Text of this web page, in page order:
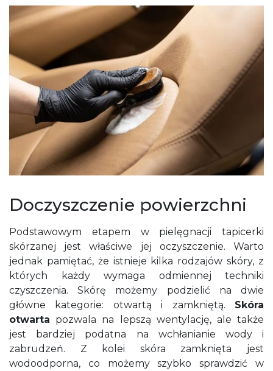
Doczyszczenie powierzchni
Podstawowym etapem w pielęgnacji tapicerki
skórzanej jest właściwe jej oczyszczenie. Warto
jednak pamiętać, że istnieje kilka rodzajów skóry, z
których każdy wymaga odmiennej techniki
czyszczenia. Skórę możemy podzielić na dwie
główne kategorie: otwartą i zamkniętą. Skóra
otwarta pozwala na lepszą wentylację, ale także
jest bardziej podatna na wchłanianie wody i
zabrudzeń. Z kolei skóra zamknięta jest
wodoodporna, co możemy szybko sprawdzić w